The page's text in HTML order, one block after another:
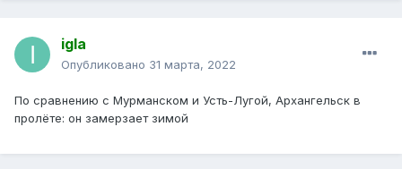
igla
Опубликовано 31 марта, 2022
По сравнению с Мурманском и Усть-Лугой, Архангельск в
пролёте: он замерзает зимой